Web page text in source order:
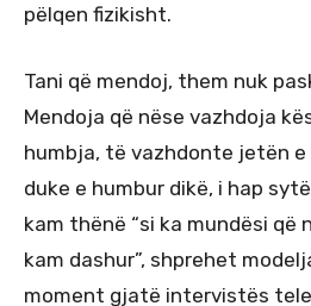
pëlqen fizikisht.
Tani që mendoj, them nuk
Mendoja që nëse vazhdoja
humbja, të vazhdonte jetën
duke e humbur dikë, i hap
kam thënë “si ka mundësi që
kam dashur”, shprehet
moment gjatë intervistës